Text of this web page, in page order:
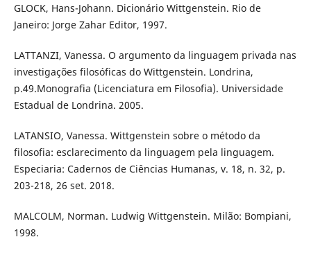
GLOCK, Hans-Johann. Dicionário Wittgenstein. Rio de
Janeiro: Jorge Zahar Editor, 1997.
LATTANZI, Vanessa. O argumento da linguagem privada nas
investigações filosóficas do Wittgenstein. Londrina,
p.49.Monografia (Licenciatura em Filosofia). Universidade
Estadual de Londrina. 2005.
LATANSIO, Vanessa. Wittgenstein sobre o método da
filosofia: esclarecimento da linguagem pela linguagem.
Especiaria: Cadernos de Ciências Humanas, v. 18, n. 32, p.
203-218, 26 set. 2018.
MALCOLM, Norman. Ludwig Wittgenstein. Milão: Bompiani,
1998.